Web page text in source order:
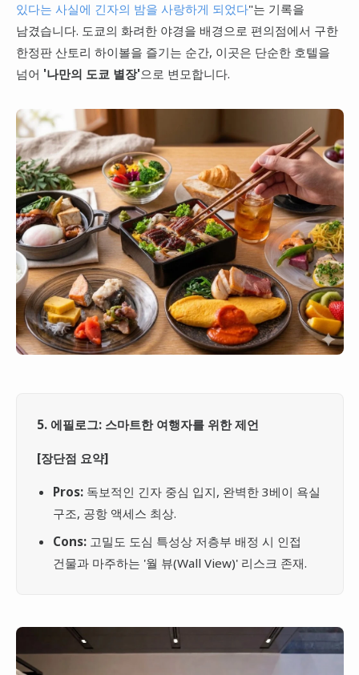
있다는 사실에 긴자의 밤을 사랑하게 되었다"는 기록을
남겼습니다. 도쿄의 화려한 야경을 배경으로 편의점에서 구한
한정판 산토리 하이볼을 즐기는 순간, 이곳은 단순한 호텔을
넘어 '나만의 도쿄 별장'으로 변모합니다.
5. 에필로그: 스마트한 여행자를 위한 제언
[장단점 요약]
Pros:독보적인 긴자 중심 입지, 완벽한 3베이 욕실
구조, 공항 액세스 최상.
Cons:고밀도 도심 특성상 저층부 배정 시 인접
건물과 마주하는 '월 뷰(Wall View)' 리스크 존재.